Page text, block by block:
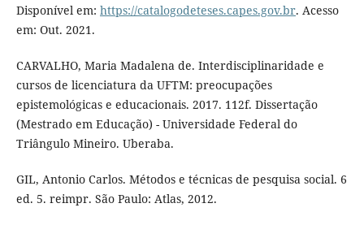
Disponível em: https://catalogodeteses.capes.gov.br. Acesso
em: Out. 2021.
CARVALHO, Maria Madalena de. Interdisciplinaridade e
cursos de licenciatura da UFTM: preocupações
epistemológicas e educacionais. 2017. 112f. Dissertação
(Mestrado em Educação) - Universidade Federal do
Triângulo Mineiro. Uberaba.
GIL, Antonio Carlos. Métodos e técnicas de pesquisa social. 6
ed. 5. reimpr. São Paulo: Atlas, 2012.